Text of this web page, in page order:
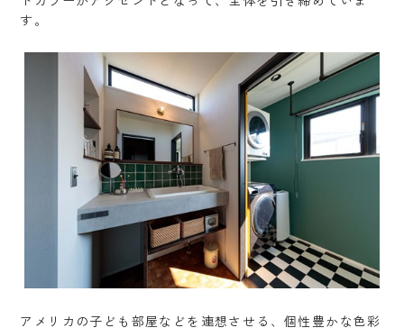
す。
アメリカの子ども部屋などを連想させる、個性豊かな色彩